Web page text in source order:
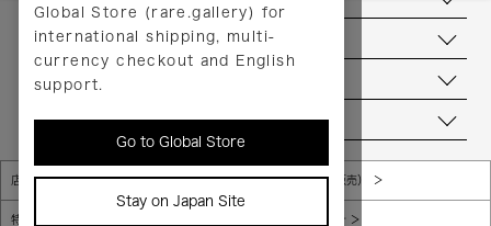
Global Store (rare.gallery) for
international shipping, multi-
currency checkout and English
support.
Go to Global Store
Stay on Japan Site
ヘルプ
お問い合わせ
当店について
店舗一覧 販売規約（店頭販売）
特定商取引法に基づく表示 個人情報保護方針